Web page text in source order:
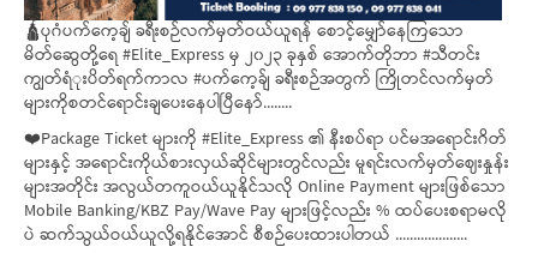
🛕ပုဂံပက်ကေ့ချ် ခရီးစဉ်လက်မှတ်ဝယ်ယူရန် စောင့်မျှော်နေကြသော
မိတ်ဆွေတို့ရေ #Elite_Express မှ ၂၀၂၃ ခုနှစ် အောက်တိုဘာ #သီတင်း
ကျွတ်ရံုးပိတ်ရက်ကာလ #ပက်ကေ့ခ်ျ ခရီးစဉ်အတွက် ကြိုတင်လက်မှတ်
များကိုစတင်ရောင်းချပေးနေပါပြီနော်........
❤️Package Ticket များကို #Elite_Express ၏ နီးစပ်ရာ ပင်မအရောင်းဂိတ်
များနှင့် အရောင်းကိုယ်စားလှယ်ဆိုင်များတွင်လည်း မူရင်းလက်မှတ်ဈေးနှုန်း
များအတိုင်း အလွယ်တကူဝယ်ယူနိုင်သလို Online Payment များဖြစ်သော
Mobile Banking/KBZ Pay/Wave Pay များဖြင့်လည်း % ထပ်ပေးစရာမလို
ပဲ ဆက်သွယ်ဝယ်ယူလို့ရနိုင်အောင် စီစဉ်ပေးထားပါတယ် ....................